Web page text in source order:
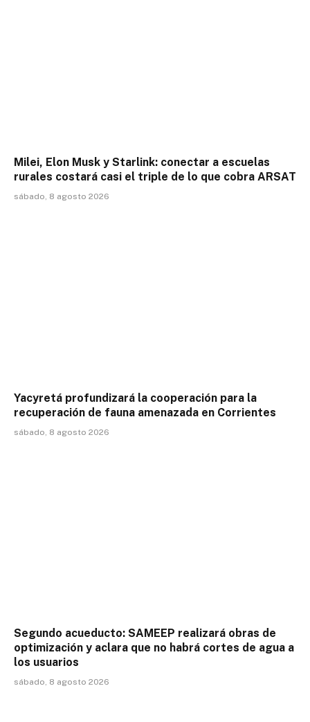
Milei, Elon Musk y Starlink: conectar a escuelas
rurales costará casi el triple de lo que cobra ARSAT
sábado, 8 agosto 2026
Yacyretá profundizará la cooperación para la
recuperación de fauna amenazada en Corrientes
sábado, 8 agosto 2026
Segundo acueducto: SAMEEP realizará obras de
optimización y aclara que no habrá cortes de agua a
los usuarios
sábado, 8 agosto 2026